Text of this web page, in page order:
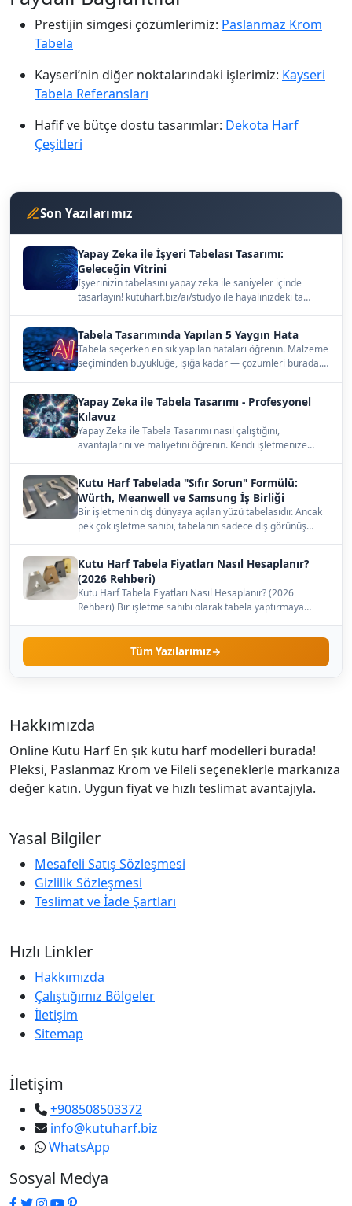
Prestijin simgesi çözümlerimiz: Paslanmaz Krom
Tabela
Kayseri’nin diğer noktalarındaki işlerimiz: Kayseri
Tabela Referansları
Hafif ve bütçe dostu tasarımlar: Dekota Harf
Çeşitleri
Son Yazılarımız
Yapay Zeka ile İşyeri Tabelası Tasarımı:
Geleceğin Vitrini
İşyerinizin tabelasını yapay zeka ile saniyeler içinde
tasarlayın! kutuharf.biz/ai/studyo ile hayalinizdeki ta…
Tabela Tasarımında Yapılan 5 Yaygın Hata
Tabela seçerken en sık yapılan hataları öğrenin. Malzeme
seçiminden büyüklüğe, ışığa kadar — çözümleri burada.…
Yapay Zeka ile Tabela Tasarımı - Profesyonel
Kılavuz
Yapay Zeka ile Tabela Tasarımı nasıl çalıştığını,
avantajlarını ve maliyetini öğrenin. Kendi işletmenize
Kutu Harf Tabelada "Sıfır Sorun" Formülü:
Würth, Meanwell ve Samsung İş Birliği
Bir işletmenin dış dünyaya açılan yüzü tabelasıdır. Ancak
pek çok işletme sahibi, tabelanın sadece dış görünüş…
Kutu Harf Tabela Fiyatları Nasıl Hesaplanır?
(2026 Rehberi)
Kutu Harf Tabela Fiyatları Nasıl Hesaplanır? (2026
Rehberi) Bir işletme sahibi olarak tabela yaptırmaya
Tüm Yazılarımız
Hakkımızda
Online Kutu Harf En şık kutu harf modelleri burada!
Pleksi, Paslanmaz Krom ve Fileli seçeneklerle markanıza
değer katın. Uygun fiyat ve hızlı teslimat avantajıyla.
Yasal Bilgiler
Mesafeli Satış Sözleşmesi
Gizlilik Sözleşmesi
Teslimat ve İade Şartları
Hızlı Linkler
Hakkımızda
Çalıştığımız Bölgeler
İletişim
Sitemap
İletişim
+908508503372
info@kutuharf.biz
WhatsApp
Sosyal Medya